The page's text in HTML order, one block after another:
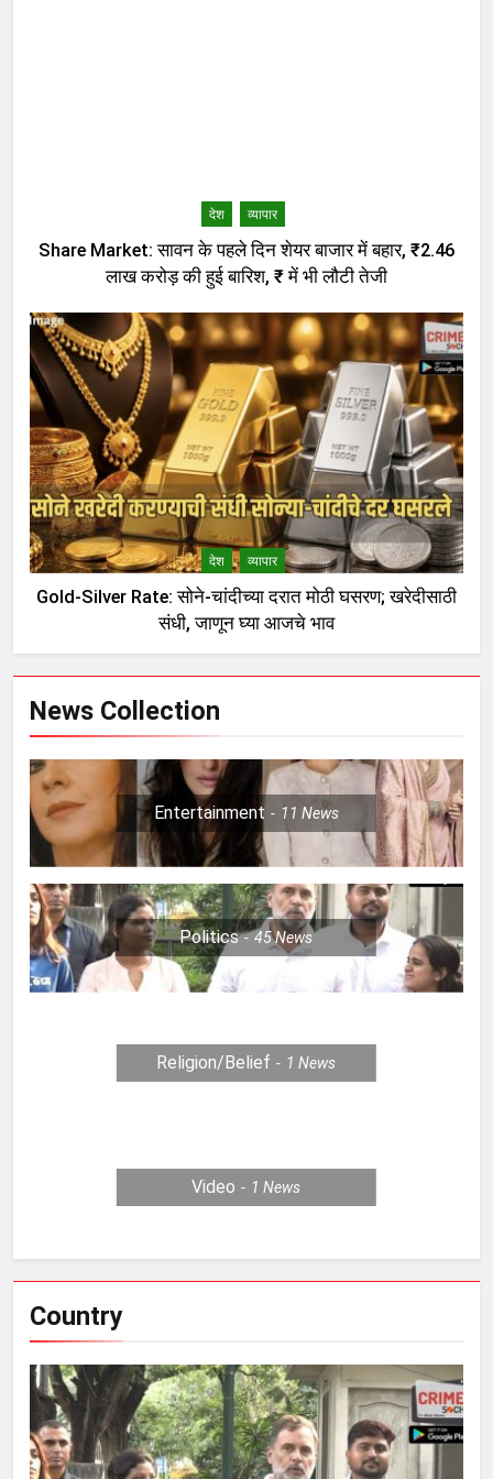
देश व्यापार
Share Market: सावन के पहले दिन शेयर बाजार में बहार, ₹2.46
लाख करोड़ की हुई बारिश, ₹ में भी लौटी तेजी
देश व्यापार
Gold-Silver Rate: सोने-चांदीच्या दरात मोठी घसरण; खरेदीसाठी
संधी, जाणून घ्या आजचे भाव
News Collection
Entertainment 11 News
Politics 45News
Religion/Belief 1News
Video 1News
Country